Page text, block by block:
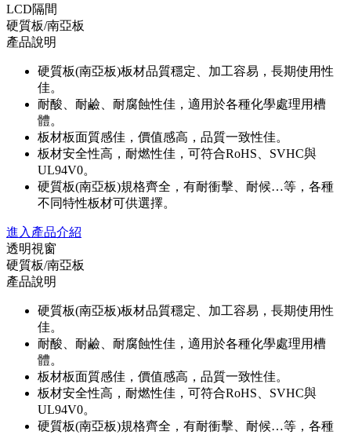
LCD隔間
硬質板/南亞板
產品說明
硬質板(南亞板)板材品質穩定、加工容易，長期使用性
佳。
耐酸、耐鹼、耐腐蝕性佳，適用於各種化學處理用槽
體。
板材板面質感佳，價值感高，品質一致性佳。
板材安全性高，耐燃性佳，可符合RoHS、SVHC與
UL94V0。
硬質板(南亞板)規格齊全，有耐衝擊、耐候…等，各種
不同特性板材可供選擇。
進入產品介紹
透明視窗
硬質板/南亞板
產品說明
硬質板(南亞板)板材品質穩定、加工容易，長期使用性
佳。
耐酸、耐鹼、耐腐蝕性佳，適用於各種化學處理用槽
體。
板材板面質感佳，價值感高，品質一致性佳。
板材安全性高，耐燃性佳，可符合RoHS、SVHC與
UL94V0。
硬質板(南亞板)規格齊全，有耐衝擊、耐候…等，各種